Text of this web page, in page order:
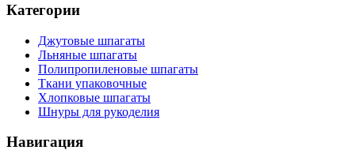
Категории
Джутовые шпагаты
Льняные шпагаты
Полипропиленовые шпагаты
Ткани упаковочные
Хлопковые шпагаты
Шнуры для рукоделия
Навигация